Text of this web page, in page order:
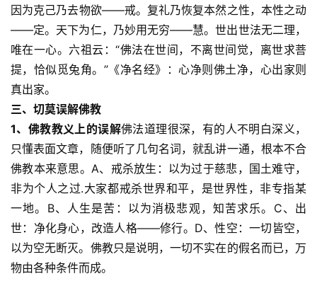
规
免
责
声
明
因为克己乃去物欲——戒。复礼乃恢复本然之性，本性之动
——定。天下为仁，乃妙用无穷——慧。世出世法无二理，
唯在一心。六祖云：“佛法在世间，不离世间觉，离世求菩
提，恰似觅兔角。”《净名经》：心净则佛土净，心出家则
真出家。
三、切莫误解佛教
1、佛教教义上的误解佛法道理很深，有的人不明白深义，
只懂表面文章，随便听了几句名词，就乱讲一通，根本不合
佛教本来意思。A、戒杀放生：以为过于慈悲，国土难守，
非为个人之过.大家都戒杀世界和平，是世界性，非专指某
一地。B、人生是苦：以为消极悲观，知苦求乐。C、出
世：净化身心，改造人格——修行。D、性空：一切皆空，
以为空无断灭。佛教只是说明，一切不实在的假名而已，万
物由各种条件而成。